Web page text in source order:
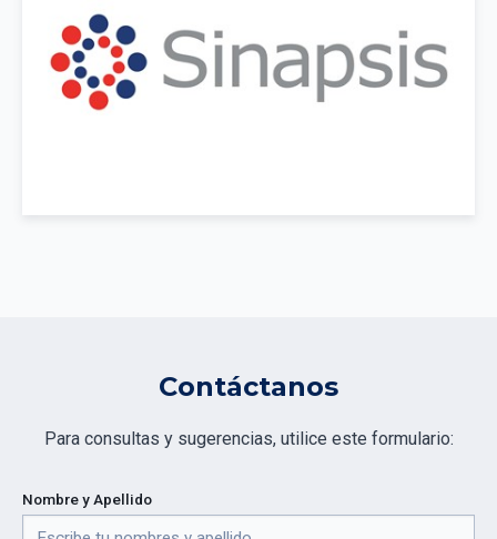
Contáctanos
Para consultas y sugerencias, utilice este formulario:
Nombre y Apellido